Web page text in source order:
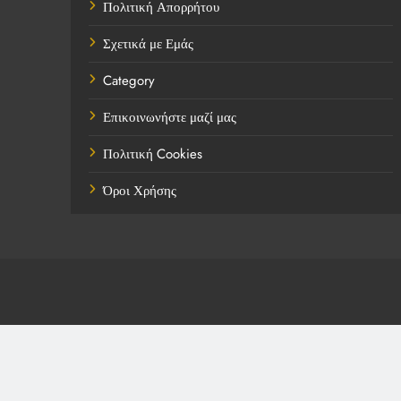
Πολιτική Απορρήτου
Σχετικά με Εμάς
Category
Επικοινωνήστε μαζί μας
Πολιτική Cookies
Όροι Χρήσης